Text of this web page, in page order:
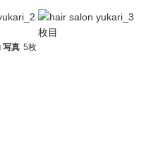
写真 5枚